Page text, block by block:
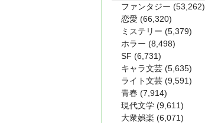
ファンタジー (53,262)
恋愛 (66,320)
ミステリー (5,379)
ホラー (8,498)
SF (6,731)
キャラ文芸 (5,635)
ライト文芸 (9,591)
青春 (7,914)
現代文学 (9,611)
大衆娯楽 (6,071)